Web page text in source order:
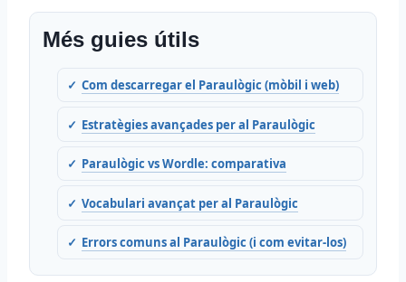
Més guies útils
Com descarregar el Paraulògic (mòbil i web)
Estratègies avançades per al Paraulògic
Paraulògic vs Wordle: comparativa
Vocabulari avançat per al Paraulògic
Errors comuns al Paraulògic (i com evitar-los)